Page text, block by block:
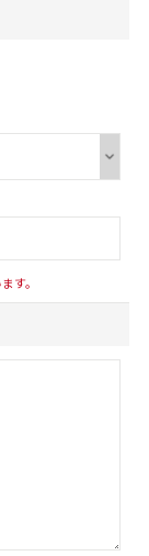
す。